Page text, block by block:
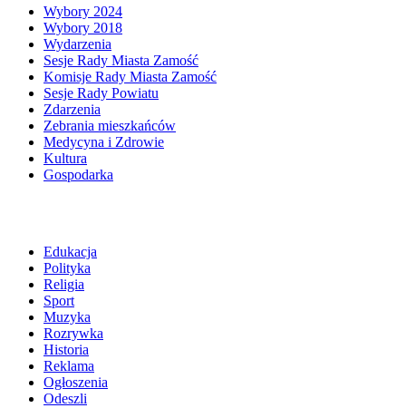
Wybory 2024
Wybory 2018
Wydarzenia
Sesje Rady Miasta Zamość
Komisje Rady Miasta Zamość
Sesje Rady Powiatu
Zdarzenia
Zebrania mieszkańców
Medycyna i Zdrowie
Kultura
Gospodarka
Edukacja
Polityka
Religia
Sport
Muzyka
Rozrywka
Historia
Reklama
Ogłoszenia
Odeszli